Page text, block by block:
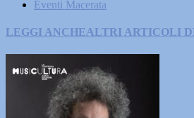
Eventi Macerata
LEGGI ANCHEALTRI ARTICOLI